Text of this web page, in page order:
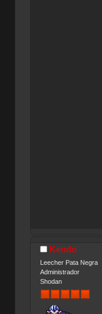
Kendo
Leecher Pata Negra
Administrador
Shodan